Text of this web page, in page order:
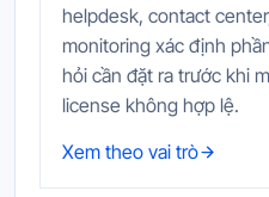
helpdesk, contact
monitoring xác định
hỏi cần đặt ra trước khi
license không hợp lệ.
Xem theo vai trò